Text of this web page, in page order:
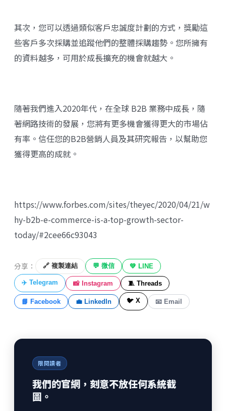
其次，您可以透過類似客戶忠誠度計劃的方式，獎勵這
些客戶多次採購並追蹤他們的整體採購趨勢。您所擁有
的資料越多，可用於成長擴充的機會就越大。
隨著我們進入2020年代，在全球 B2B 業務中成長，隨
著網路技術的發展，您將有更多機會獲得更大的市場佔
有率。信任您的B2B營銷人員及其研究報告，以幫助您
獲得更高的成就。
https://www.forbes.com/sites/theyec/2020/04/21/w
hy-b2b-e-commerce-is-a-top-growth-sector-
today/#2cee66c93043
分享： 🔗 複製連結 💬 微信 💚 LINE
✈️ Telegram 📸 Instagram 🧵 Threads
📘 Facebook 💼 LinkedIn 🐦 X 📧 Email
限閱讀者
我們的官網，刻意不放任何系統截
圖。